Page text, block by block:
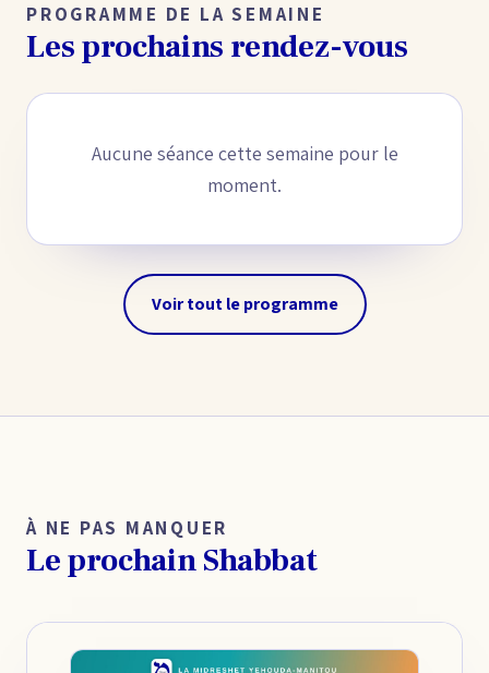
PROGRAMME DE LA SEMAINE
Les prochains rendez-vous
Aucune séance cette semaine pour le
moment.
Voir tout le programme
À NE PAS MANQUER
Le prochain Shabbat